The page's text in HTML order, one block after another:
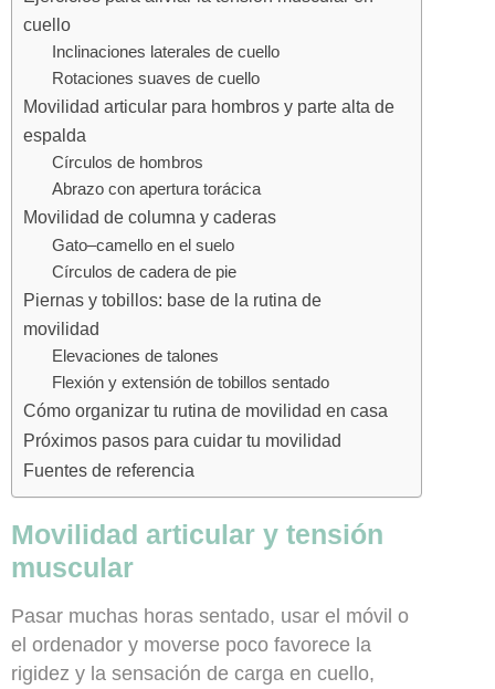
cuello
Inclinaciones laterales de cuello
Rotaciones suaves de cuello
Movilidad articular para hombros y parte alta de
espalda
Círculos de hombros
Abrazo con apertura torácica
Movilidad de columna y caderas
Gato–camello en el suelo
Círculos de cadera de pie
Piernas y tobillos: base de la rutina de
movilidad
Elevaciones de talones
Flexión y extensión de tobillos sentado
Cómo organizar tu rutina de movilidad en casa
Próximos pasos para cuidar tu movilidad
Fuentes de referencia
Movilidad articular y tensión
muscular
Pasar muchas horas sentado, usar el móvil o
el ordenador y moverse poco favorece la
rigidez y la sensación de carga en cuello,